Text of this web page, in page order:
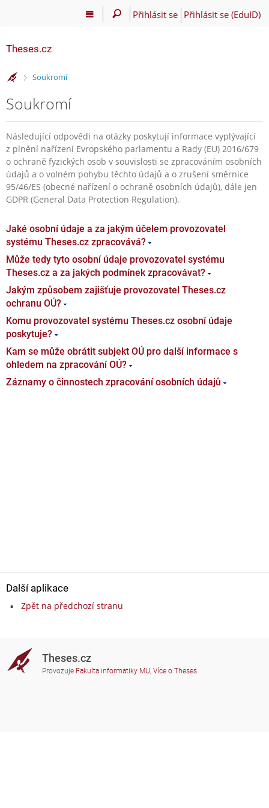
Přihlásit se Přihlásit se (EduID)
Theses.cz
>
Soukromí
Soukromí
Následující odpovědi na otázky poskytují informace vyplývající
z plnění nařízení Evropského parlamentu a Rady (EU) 2016/679
o ochraně fyzických osob v souvislosti se zpracováním osobních
údajů a o volném pohybu těchto údajů a o zrušení směrnice
95/46/ES (obecné nařízení o ochraně osobních údajů), dále jen
GDPR (General Data Protection Regulation).
Jaké osobní údaje a za jakým účelem provozovatel
systému Theses.cz zpracovává?
Může tedy tyto osobní údaje provozovatel systému
Theses.cz a za jakých podmínek zpracovávat?
Jakým způsobem zajišťuje provozovatel Theses.cz
ochranu OÚ?
Komu provozovatel systému Theses.cz osobní údaje
poskytuje?
Kam se může obrátit subjekt OÚ pro další informace s
ohledem na zpracování OÚ?
Záznamy o činnostech zpracování osobních údajů
Další aplikace
Zpět na předchozí stranu
Theses.cz
Provozuje Fakulta informatiky MU, Více o Theses